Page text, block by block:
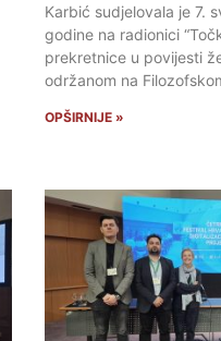
Karbić sudjelovala je 7.
godine na radionici
prekretnice u povijesti
održanom na
OPŠIRNIJE »